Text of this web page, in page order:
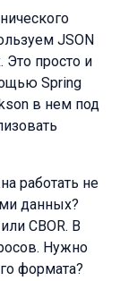
JSON
просто и
Spring
в нем под
работать не
данных?
CBOR. В
Нужно
формата?